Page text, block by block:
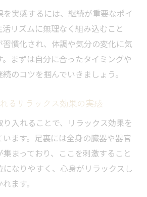
界を感じる前のサインを知る
し続ける際の体調変化に注目
で無理をしない工夫と実践法
りすぎを防ぐ自己管理術
かないと感じる場合の要因
と関係ない部位の注意点
果を実感できない時の対策
全に続けるための確認事項
かない人の特徴と改善法
を実感するには、継続が重要なポイ
リズムに無理なく組み込むこと
慣化され、体調や気分の変化に気
まずは自分に合ったタイミングや
のコツを掴んでいきましょう。
るリラックス効果の実感
入れることで、リラックス効果を
ます。足裏には全身の臓器や器官
まっており、ここを刺激すること
なりやすく、心身がリラックスし
ます。